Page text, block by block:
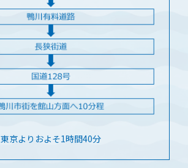
東京よりおよそ1時間40分